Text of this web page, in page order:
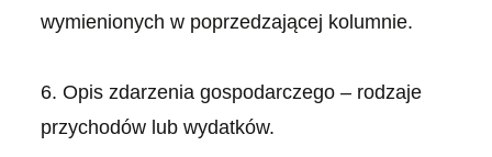
wymienionych w poprzedzającej kolumnie.
6. Opis zdarzenia gospodarczego – rodzaje
przychodów lub wydatków.